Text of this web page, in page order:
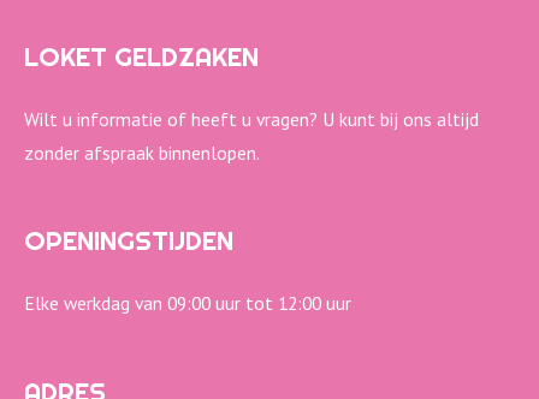
LOKET GELDZAKEN
Wilt u informatie of heeft u vragen? U kunt bij ons altijd
zonder afspraak binnenlopen.
OPENINGSTIJDEN
Elke werkdag van 09:00 uur tot 12:00 uur
ADRES